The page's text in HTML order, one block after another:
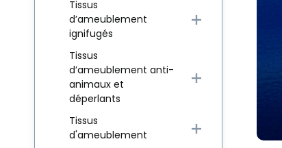
Tissus
d’ameublement
ignifugés
Tissus
d’ameublement anti-
animaux et
déperlants
Tissus
d'ameublement